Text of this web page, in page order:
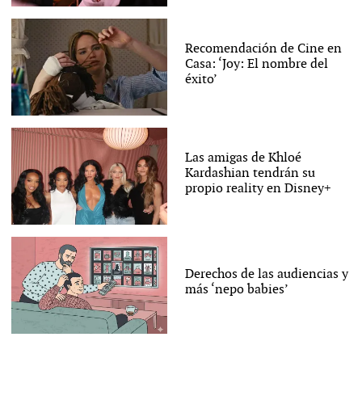
Recomendación de Cine en
Casa: ‘Joy: El nombre del
éxito’
Las amigas de Khloé
Kardashian tendrán su
propio reality en Disney+
Derechos de las audiencias y
más ‘nepo babies’